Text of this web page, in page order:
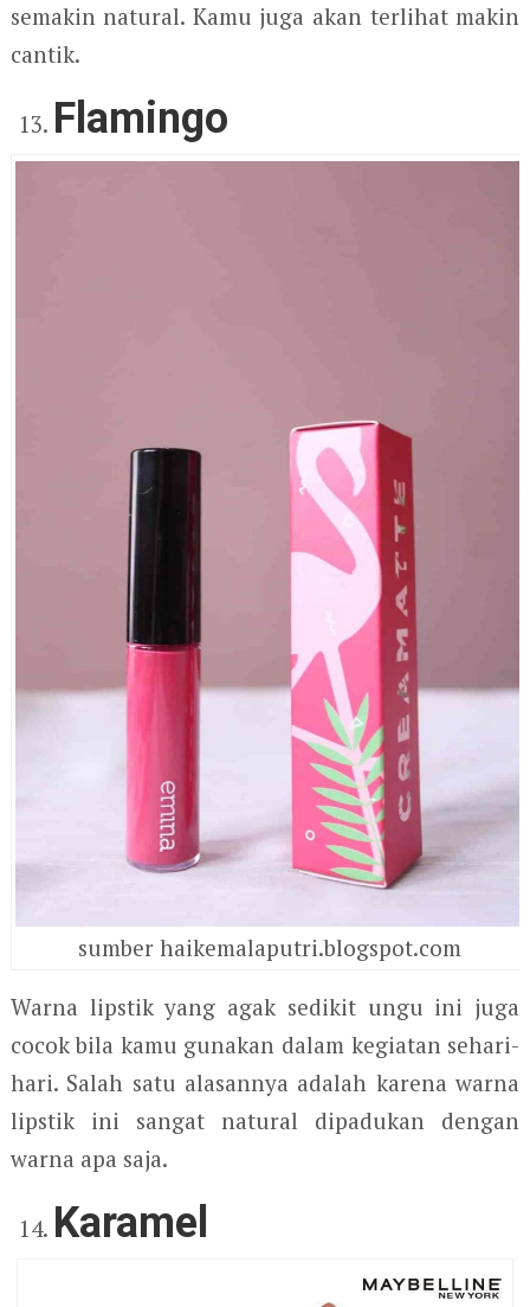
semakin natural. Kamu juga akan terlihat makin
cantik.
Flamingo
sumber haikemalaputri.blogspot.com
Warna lipstik yang agak sedikit ungu ini juga
cocok bila kamu gunakan dalam kegiatan sehari-
hari. Salah satu alasannya adalah karena warna
lipstik ini sangat natural dipadukan dengan
warna apa saja.
Karamel